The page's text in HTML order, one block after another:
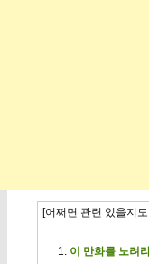
[어쩌면 관련 있을지
이 만화를 노려